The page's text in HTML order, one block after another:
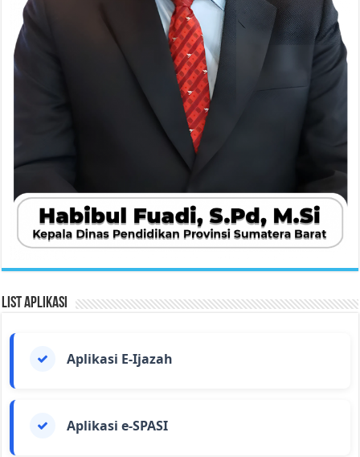
List Aplikasi
Aplikasi E-Ijazah
Aplikasi e-SPASI